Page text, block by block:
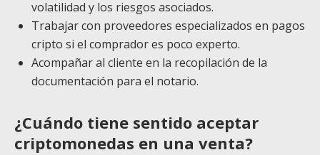
volatilidad y los riesgos asociados.
Trabajar con proveedores especializados en pagos
cripto si el comprador es poco experto.
Acompañar al cliente en la recopilación de la
documentación para el notario.
¿Cuándo tiene sentido aceptar
criptomonedas en una venta?